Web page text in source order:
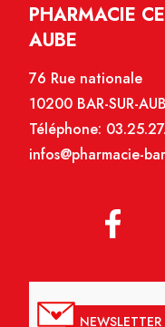
PHARMACIE
AUBE
76 Rue nationale
10200 BAR-SUR-
Téléphone:
infos@pharmacie-
NEWSLETTER